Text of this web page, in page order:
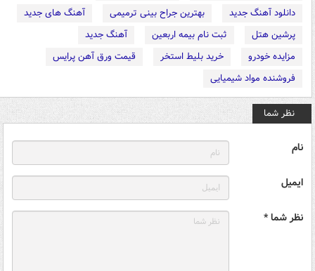
دانلود آهنگ جدید
بهترین جراح بینی ترمیمی
آهنگ های جدید
پرشین هتل
ثبت نام بیمه اربعین
آهنگ جدید
مزایده خودرو
خرید بلیط استخر
قیمت ورق آهن پرایس
فروشنده مواد شیمیایی
نظر شما
نام
ایمیل
نظر شما *